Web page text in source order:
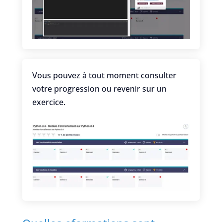
Vous pouvez à tout moment consulter
votre progression ou revenir sur un
exercice.